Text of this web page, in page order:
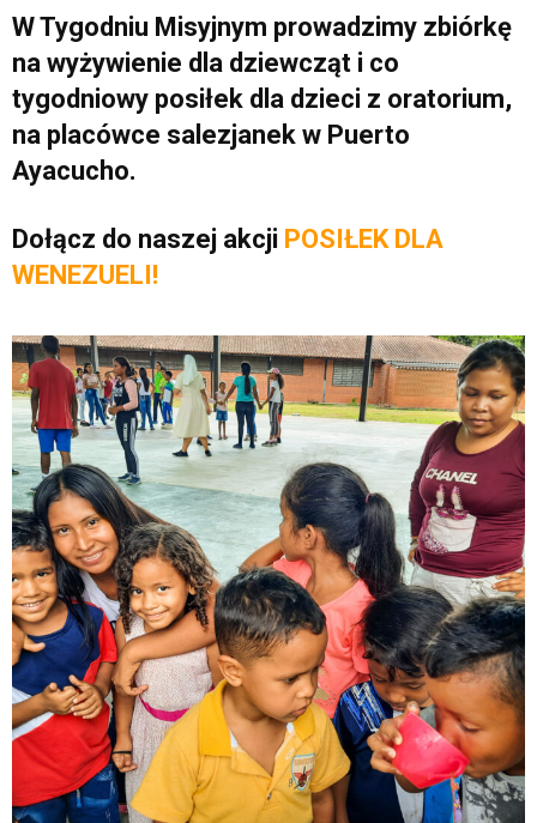
W Tygodniu Misyjnym prowadzimy zbiórkę
na wyżywienie dla dziewcząt i co
tygodniowy posiłek dla dzieci z oratorium,
na placówce salezjanek w Puerto
Ayacucho.
Dołącz do naszej akcji POSIŁEK DLA
WENEZUELI !